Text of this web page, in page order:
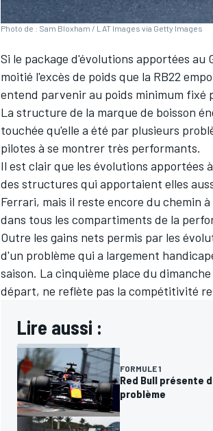
WEC
Photo de : Sam Bloxham / LAT Images via Getty Images
Si le package d'évolutions apportées au
moitié l'excès de poids que la RB22
entend parvenir au poids minimum fixé
La structure de la marque de boisson
touchée qu'elle a été par plusieurs
pilotes à se montrer très performants.
Il est clair que les évolutions apportées
des structures qui apportaient elles
Ferrari, mais il reste encore du chemin
dans tous les compartiments de la
Outre les gains nets permis par les
d'un problème qui a largement
saison. La cinquième place du
départ, ne reflète pas la compétitivité
Lire aussi :
FORMULE 1
Red Bull présente
problème